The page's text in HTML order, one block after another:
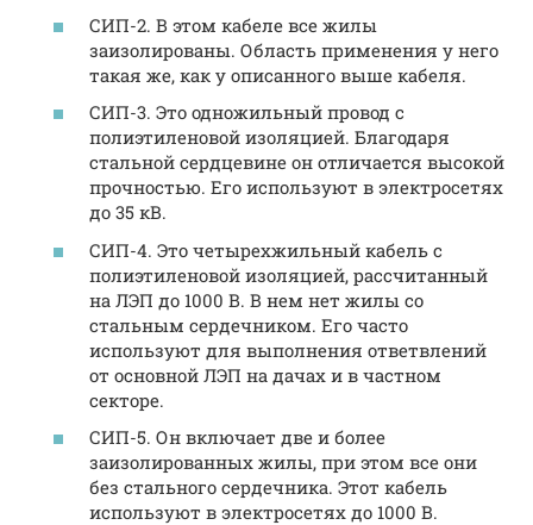
СИП-2. В этом кабеле все жилы
заизолированы. Область применения у него
такая же, как у описанного выше кабеля.
СИП-3. Это одножильный провод с
полиэтиленовой изоляцией. Благодаря
стальной сердцевине он отличается высокой
прочностью. Его используют в электросетях
до 35 кВ.
СИП-4. Это четырехжильный кабель с
полиэтиленовой изоляцией, рассчитанный
на ЛЭП до 1000 В. В нем нет жилы со
стальным сердечником. Его часто
используют для выполнения ответвлений
от основной ЛЭП на дачах и в частном
секторе.
СИП-5. Он включает две и более
заизолированных жилы, при этом все они
без стального сердечника. Этот кабель
используют в электросетях до 1000 В.